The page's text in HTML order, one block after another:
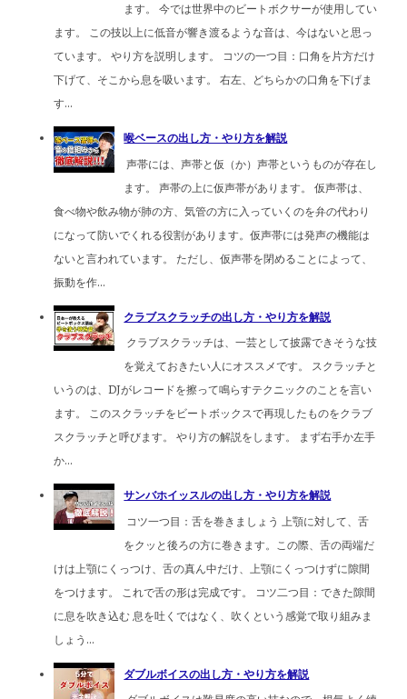
ます。 今では世界中のビートボクサーが使用してい
ます。 この技以上に低音が響き渡るような音は、今はないと思っ
ています。 やり方を説明します。 コツの一つ目：口角を片方だけ
下げて、そこから息を吸います。 右左、どちらかの口角を下げま
す...
喉ベースの出し方・やり方を解説
声帯には、声帯と仮（か）声帯というものが存在し
ます。 声帯の上に仮声帯があります。 仮声帯は、
食べ物や飲み物が肺の方、気管の方に入っていくのを弁の代わり
になって防いでくれる役割があります。仮声帯には発声の機能は
ないと言われています。 ただし、仮声帯を閉めることによって、
振動を作...
クラブスクラッチの出し方・やり方を解説
クラブスクラッチは、一芸として披露できそうな技
を覚えておきたい人にオススメです。 スクラッチと
いうのは、DJがレコードを擦って鳴らすテクニックのことを言い
ます。 このスクラッチをビートボックスで再現したものをクラブ
スクラッチと呼びます。 やり方の解説をします。 まず右手か左手
か...
サンバホイッスルの出し方・やり方を解説
コツ一つ目：舌を巻きましょう 上顎に対して、舌
をクッと後ろの方に巻きます。この際、舌の両端だ
けは上顎にくっつけ、舌の真ん中だけ、上顎にくっつけずに隙間
をつけます。 これで舌の形は完成です。 コツ二つ目：できた隙間
に息を吹き込む 息を吐くではなく、吹くという感覚で取り組みま
しょう...
ダブルボイスの出し方・やり方を解説